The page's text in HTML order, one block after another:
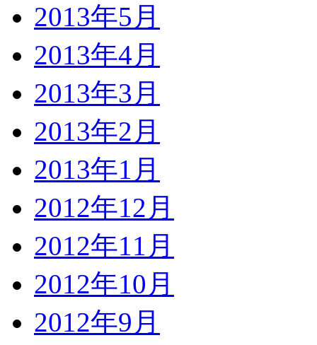
2013年5月
2013年4月
2013年3月
2013年2月
2013年1月
2012年12月
2012年11月
2012年10月
2012年9月